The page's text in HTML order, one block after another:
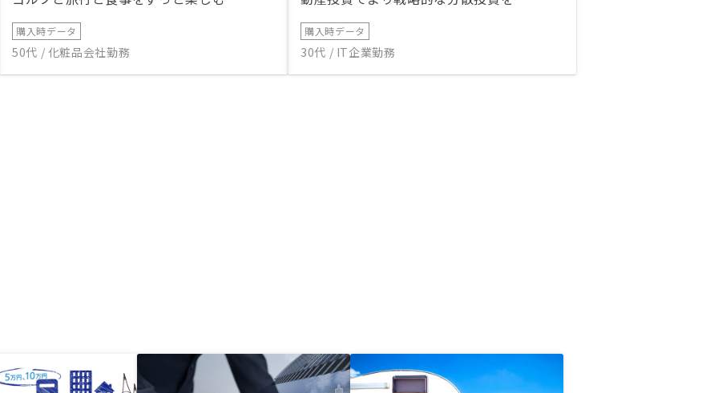
購入時データ
50代 / 化粧品会社勤務
購入時データ
30代 / IT企業勤務